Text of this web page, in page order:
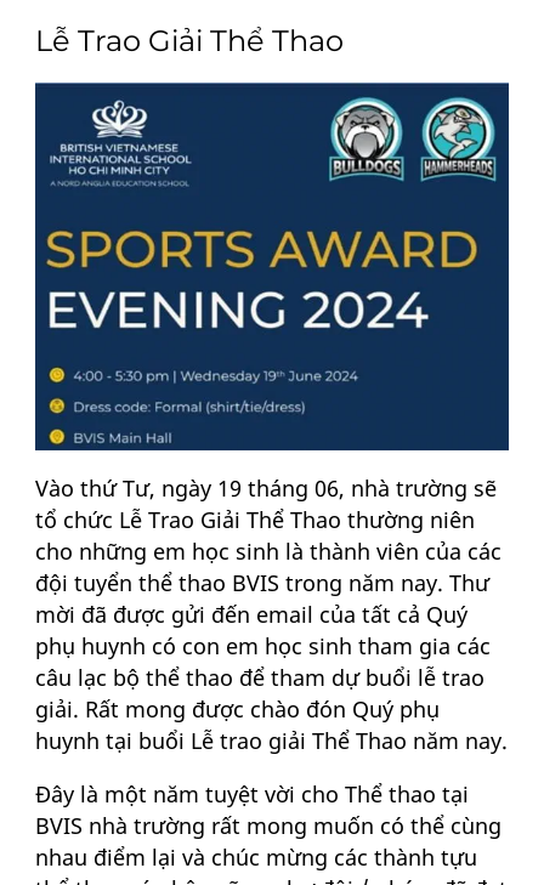
Lễ Trao Giải Thể Thao
Vào thứ Tư, ngày 19 tháng 06, nhà trường sẽ
tổ chức Lễ Trao Giải Thể Thao thường niên
cho những em học sinh là thành viên của các
đội tuyển thể thao BVIS trong năm nay. Thư
mời đã được gửi đến email của tất cả Quý
phụ huynh có con em học sinh tham gia các
câu lạc bộ thể thao để tham dự buổi lễ trao
giải. Rất mong được chào đón Quý phụ
huynh tại buổi Lễ trao giải Thể Thao năm nay.
Đây là một năm tuyệt vời cho Thể thao tại
BVIS nhà trường rất mong muốn có thể cùng
nhau điểm lại và chúc mừng các thành tựu